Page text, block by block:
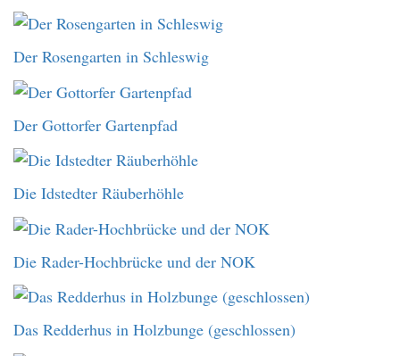
Der Rosengarten in Schleswig
Der Gottorfer Gartenpfad
Die Idstedter Räuberhöhle
Die Rader-Hochbrücke und der NOK
Das Redderhus in Holzbunge (geschlossen)